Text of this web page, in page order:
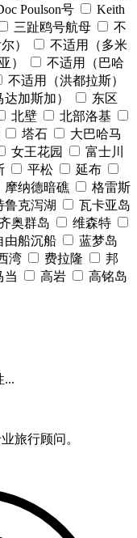
Poulson号
Keith
三趾鸥号航母
不
）
不适用（多米
）
不适用（巴哈
不适用（洪都拉斯）
加斯加）
东区
北壁
北部洛基
塔石
大巴哈马
女王花园
富士川
平松
延布
摩纳德暗礁
格雷斯
鲁克泻湖
瓦卡亚岛
奥群岛
维森特
由船沉船
蓝梦岛
湾 费拉隆
邦
当 高岩
高铭岛
...
旅行顾问。